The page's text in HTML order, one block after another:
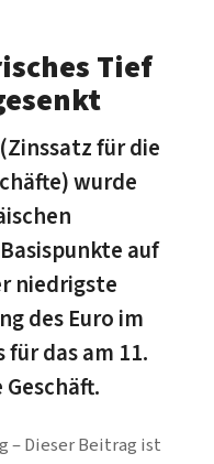
Tief
für die
wurde
auf
niedrigste
des Euro im
das am 11.
Dieser Beitrag ist